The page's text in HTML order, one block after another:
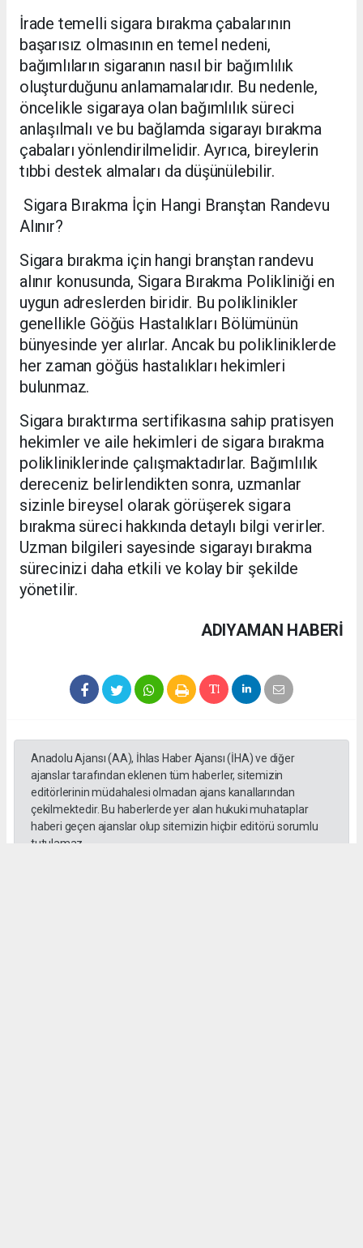
İrade temelli sigara bırakma çabalarının
başarısız olmasının en temel nedeni,
bağımlıların sigaranın nasıl bir bağımlılık
oluşturduğunu anlamamalarıdır. Bu nedenle,
öncelikle sigaraya olan bağımlılık süreci
anlaşılmalı ve bu bağlamda sigarayı bırakma
çabaları yönlendirilmelidir. Ayrıca, bireylerin
tıbbi destek almaları da düşünülebilir.
Sigara Bırakma İçin Hangi Branştan Randevu
Alınır?
Sigara bırakma için hangi branştan randevu
alınır konusunda, Sigara Bırakma Polikliniği en
uygun adreslerden biridir. Bu poliklinikler
genellikle Göğüs Hastalıkları Bölümünün
bünyesinde yer alırlar. Ancak bu polikliniklerde
her zaman göğüs hastalıkları hekimleri
bulunmaz.
Sigara bıraktırma sertifikasına sahip pratisyen
hekimler ve aile hekimleri de sigara bırakma
polikliniklerinde çalışmaktadırlar. Bağımlılık
dereceniz belirlendikten sonra, uzmanlar
sizinle bireysel olarak görüşerek sigara
bırakma süreci hakkında detaylı bilgi verirler.
Uzman bilgileri sayesinde sigarayı bırakma
sürecinizi daha etkili ve kolay bir şekilde
yönetilir.
ADIYAMAN HABERİ
Anadolu Ajansı (AA), İhlas Haber Ajansı (İHA) ve diğer
ajanslar tarafından eklenen tüm haberler, sitemizin
editörlerinin müdahalesi olmadan ajans kanallarından
çekilmektedir. Bu haberlerde yer alan hukuki muhataplar
haberi geçen ajanslar olup sitemizin hiçbir editörü sorumlu
tutulamaz.